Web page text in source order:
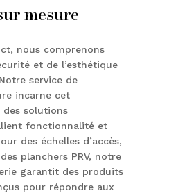
mesure
nous comprenons
et de l’esthétique
service de
incarne cet
solutions
fonctionnalité et
des échelles d’accès,
planchers PRV, notre
garantit des produits
pour répondre aux